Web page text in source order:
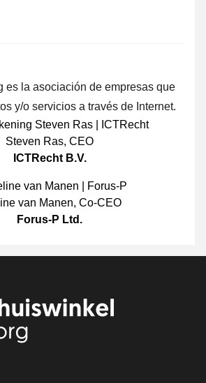
es la asociación de empresas que
y/o servicios a través de Internet.
Steven Ras, CEO
ICTRecht B.V.
van Manen, Co-CEO
Forus-P Ltd.